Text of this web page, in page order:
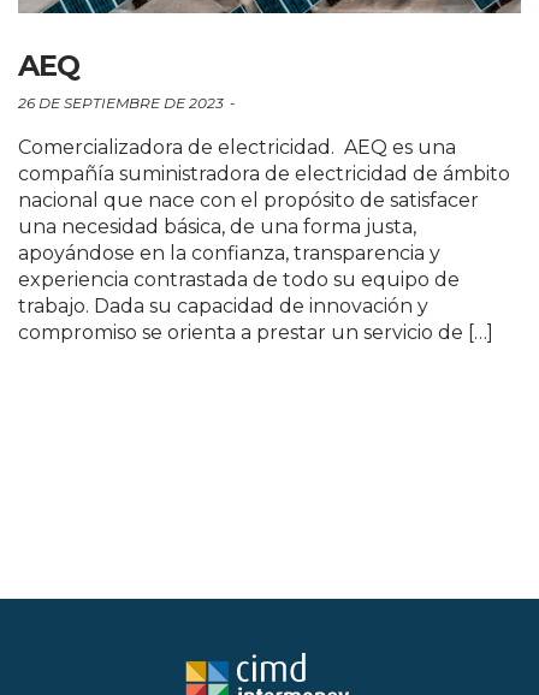
AEQ
26 DE SEPTIEMBRE DE 2023
Comercializadora de electricidad. AEQ es una
compañía suministradora de electricidad de ámbito
nacional que nace con el propósito de satisfacer
una necesidad básica, de una forma justa,
apoyándose en la confianza, transparencia y
experiencia contrastada de todo su equipo de
trabajo. Dada su capacidad de innovación y
compromiso se orienta a prestar un servicio de […]